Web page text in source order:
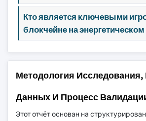
Кто является ключевыми
блокчейне на
Методология Исследования,
Данных И Процесс
Этот отчёт основан на